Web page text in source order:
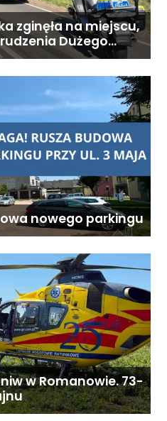
zginęła na miejscu,
Dużego
nowego parkingu
w Romanowie. 73-